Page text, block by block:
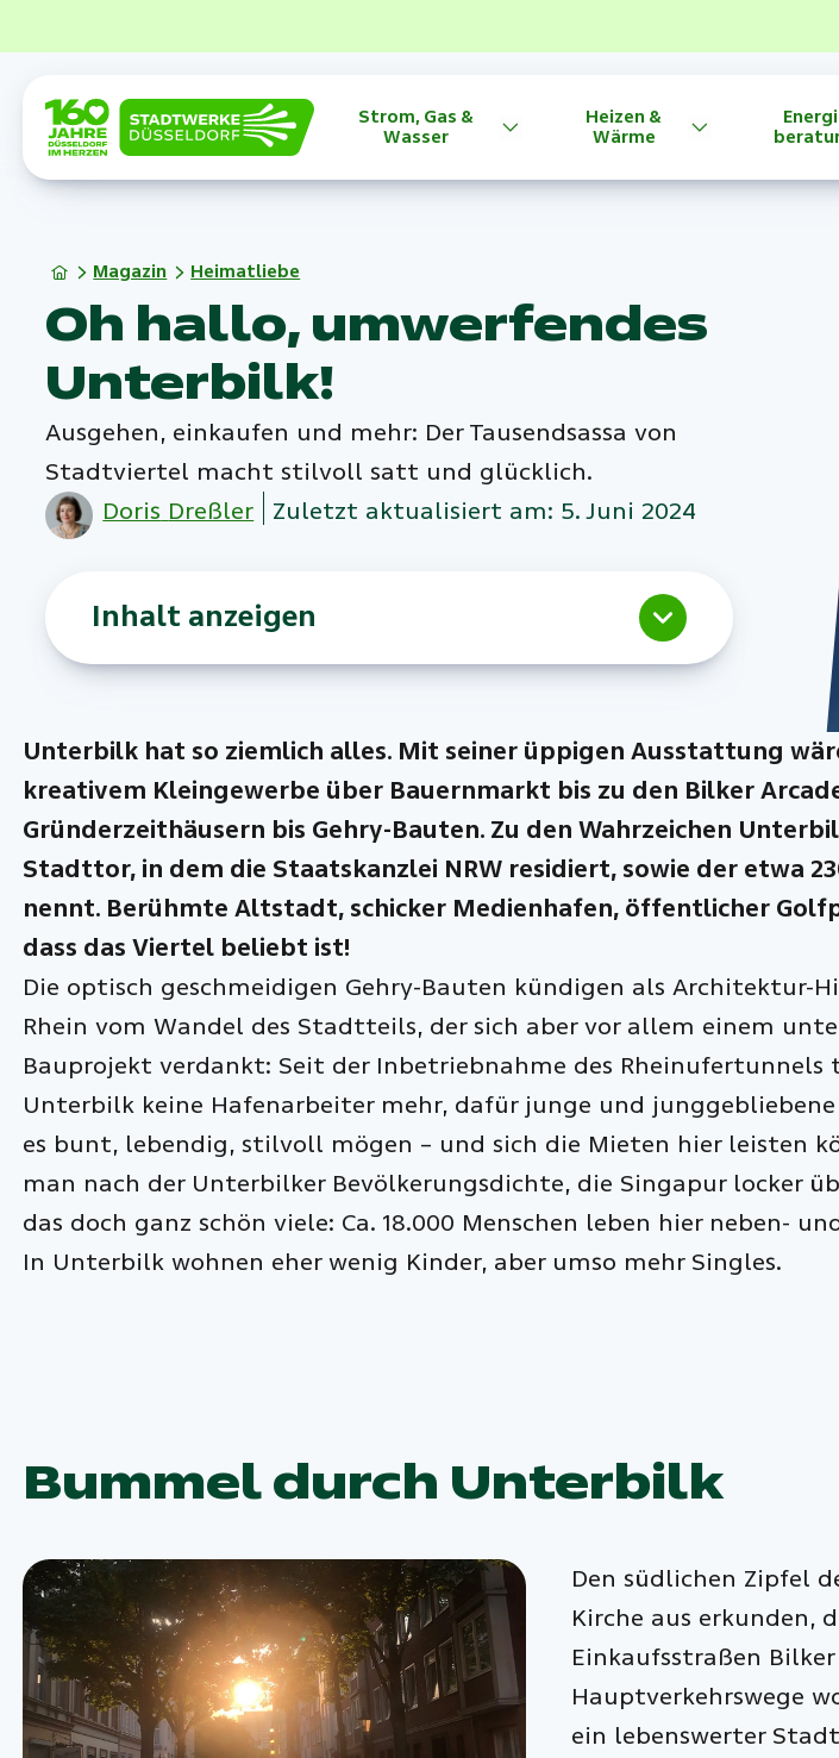
Strom, Gas &
Wasser
Heizen &
Wärme
Magazin Heimatliebe
Oh hallo, umwerfendes
Unterbilk!
Ausgehen, einkaufen und mehr: Der Tausendsassa von
Stadtviertel macht stilvoll satt und glücklich.
Doris Dreßler Zuletzt aktualisiert am: 5. Juni 2024
Inhalt anzeigen
Unterbilk hat so ziemlich alles. Mit seiner üppigen Ausstattung
kreativem Kleingewerbe über Bauernmarkt bis zu den Bilker
Gründerzeithäusern bis Gehry-Bauten. Zu den Wahrzeichen
Stadttor, in dem die Staatskanzlei NRW residiert, sowie der etwa
nennt. Berühmte Altstadt, schicker Medienhafen, öffentlicher
dass das Viertel beliebt ist!
Die optisch geschmeidigen Gehry-Bauten kündigen als Architektur-
Rhein vom Wandel des Stadtteils, der sich aber vor allem einem
Bauprojekt verdankt: Seit der Inbetriebnahme des
Unterbilk keine Hafenarbeiter mehr, dafür junge und junggebliebene
es bunt, lebendig, stilvoll mögen – und sich die Mieten hier leisten
man nach der Unterbilker Bevölkerungsdichte, die Singapur locker
das doch ganz schön viele: Ca. 18.000 Menschen leben hier neben-
In Unterbilk wohnen eher wenig Kinder, aber umso mehr Singles.
Bummel durch Unterbilk
Den südlichen Zipfel
Kirche aus erkunden,
Einkaufsstraßen
Hauptverkehrswege
ein lebenswerter